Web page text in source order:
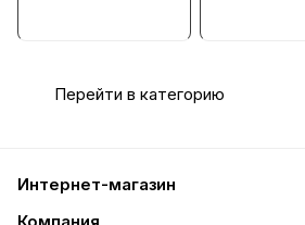
Перейти в категорию
Интернет-магазин